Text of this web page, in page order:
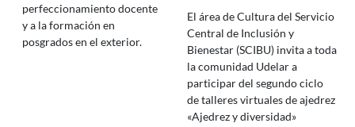
perfeccionamiento docente
y a la formación en
posgrados en el exterior.
El área de Cultura del Servicio
Central de Inclusión y
Bienestar (SCIBU) invita a toda
la comunidad Udelar a
participar del segundo ciclo
de talleres virtuales de ajedrez
«Ajedrez y diversidad»